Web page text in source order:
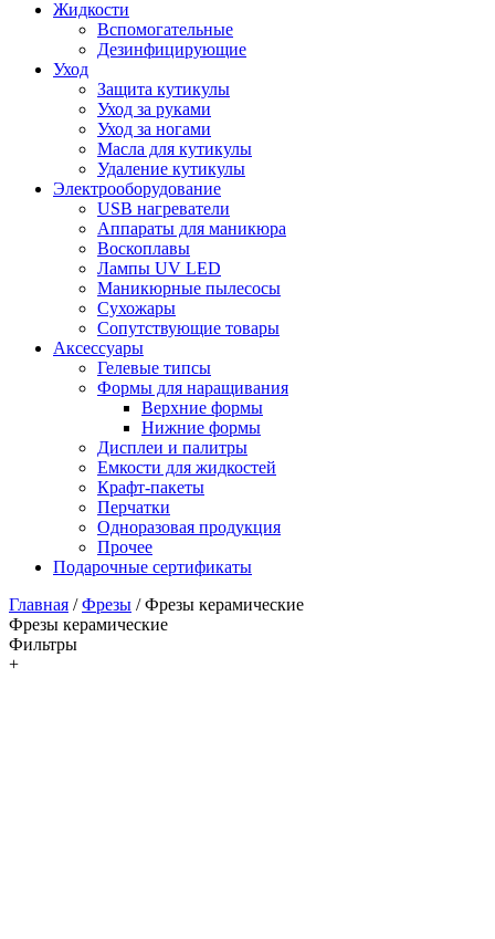
Жидкости
Вспомогательные
Дезинфицирующие
Уход
Защита кутикулы
Уход за руками
Уход за ногами
Масла для кутикулы
Удаление кутикулы
Электрооборудование
USB нагреватели
Аппараты для маникюра
Воскоплавы
Лампы UV LED
Маникюрные пылесосы
Сухожары
Сопутствующие товары
Аксессуары
Гелевые типсы
Формы для наращивания
Верхние формы
Нижние формы
Дисплеи и палитры
Емкости для жидкостей
Крафт-пакеты
Перчатки
Одноразовая продукция
Прочее
Подарочные сертификаты
Главная /Фрезы /Фрезы керамические
Фрезы керамические
Фильтры
+